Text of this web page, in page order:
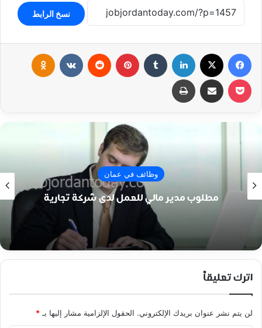
نسخ الرابط
وظائف في عمان
مدير مالي للعمل لدى شركة تجارية
اترك تعليقاً
لن يتم نشر عنوان بريدك الإلكتروني. الحقول الإلزامية مشار إليها بـ*